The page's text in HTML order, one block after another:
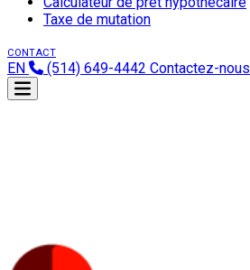
Taxe de mutation
CONTACT
EN (514) 649-4442 Contactez-nous